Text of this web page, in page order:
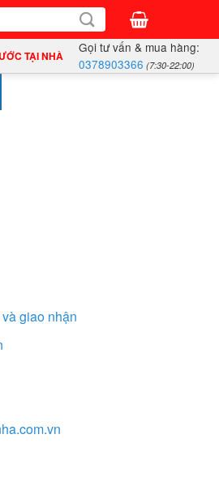
TẠI NHÀ
Gọi tư vấn & mua hàng:
0378903366 (7:30-22:00)
giao nhận